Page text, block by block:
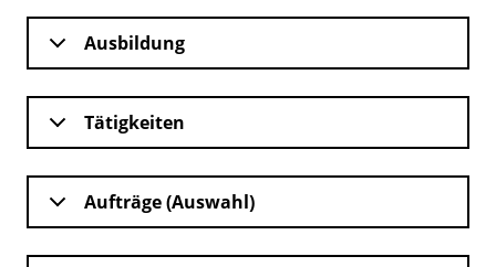
Ausbildung
Tätigkeiten
Aufträge (Auswahl)